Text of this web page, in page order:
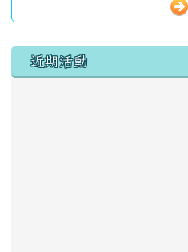
左邊區域內容
近期活動